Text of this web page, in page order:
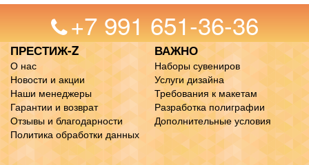
+7 991 651-36-36
ПРЕСТИЖ-Z
О нас
Новости и акции
Наши менеджеры
Гарантии и возврат
Отзывы и благодарности
Политика обработки данных
ВАЖНО
Наборы сувениров
Услуги дизайна
Требования к макетам
Разработка полиграфии
Дополнительные условия